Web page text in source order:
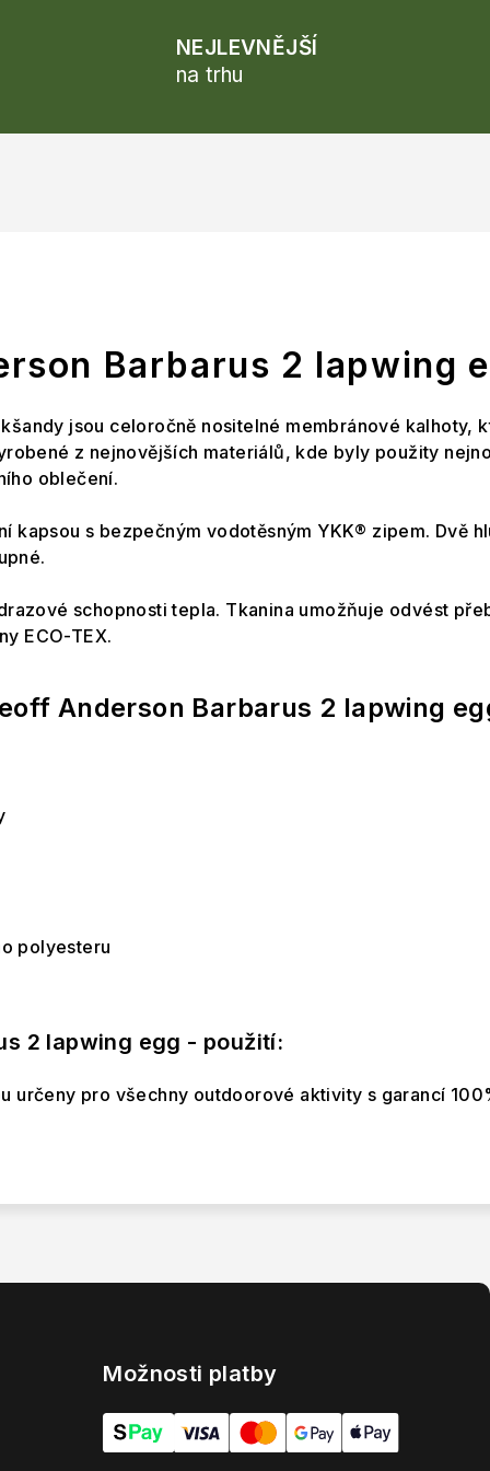
NEJLEVNĚJŠÍ
na trhu
Barbarus 2 lapwing
jsou celoročně nositelné membránové
z nejnovějších materiálů, kde byly použity
oblečení.
kapsou s bezpečným vodotěsným YKK® zipem.
schopnosti tepla. Tkanina umožňuje odvést
ECO-TEX.
Anderson Barbarus 2 lapwing
polyesteru
2 lapwing egg - použití:
určeny pro všechny outdoorové aktivity s garancí
Možnosti platby